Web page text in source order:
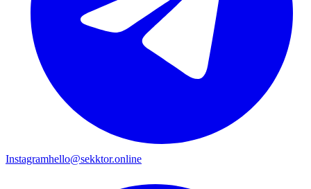
Instagramhello@sekktor.online